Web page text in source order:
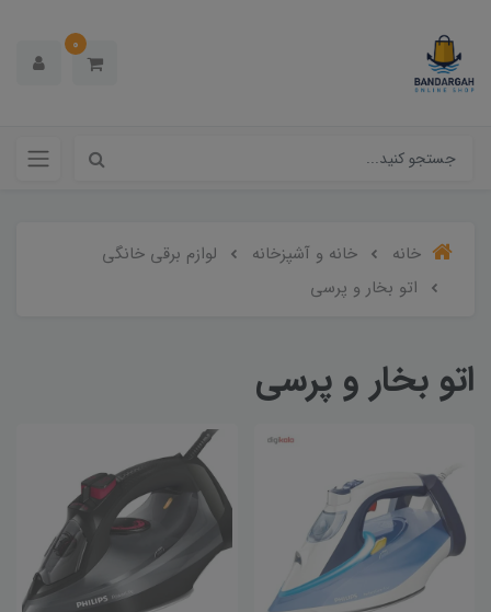
0
خانه خانه و آشپزخانه
لوازم برقی خانگی
اتو بخار و پرسی
اتو بخار و پرسی